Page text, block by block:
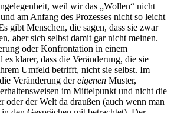
weil wir das „Wollen“ nicht
am Anfang des Prozesses nicht so leicht
gibt Menschen, die sagen, dass sie zwar
aber sich selbst damit gar nicht meinen.
oder Konfrontation in einem
klarer, dass die Veränderung, die sie
Umfeld betrifft, nicht sie selbst. Im
Veränderung dereigenen Muster,
im Mittelpunkt und nicht die
oder der Welt da draußen (auch wenn man